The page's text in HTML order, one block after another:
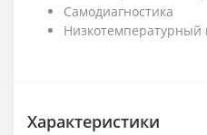
Самодиагностика
Низкотемпературный
Характеристики